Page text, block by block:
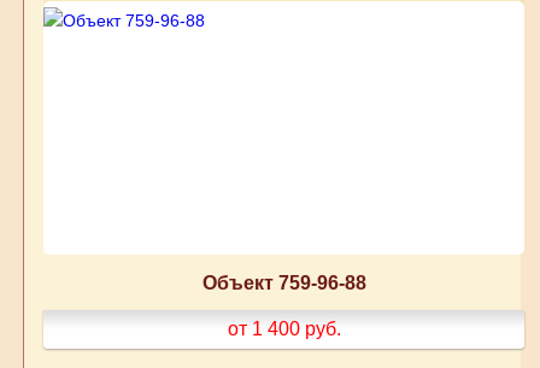
Объект 759-96-88
от 1 400 руб.